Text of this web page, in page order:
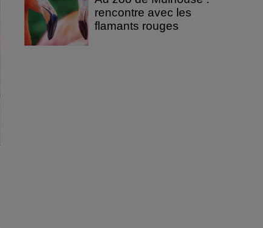
rencontre avec les
flamants rouges